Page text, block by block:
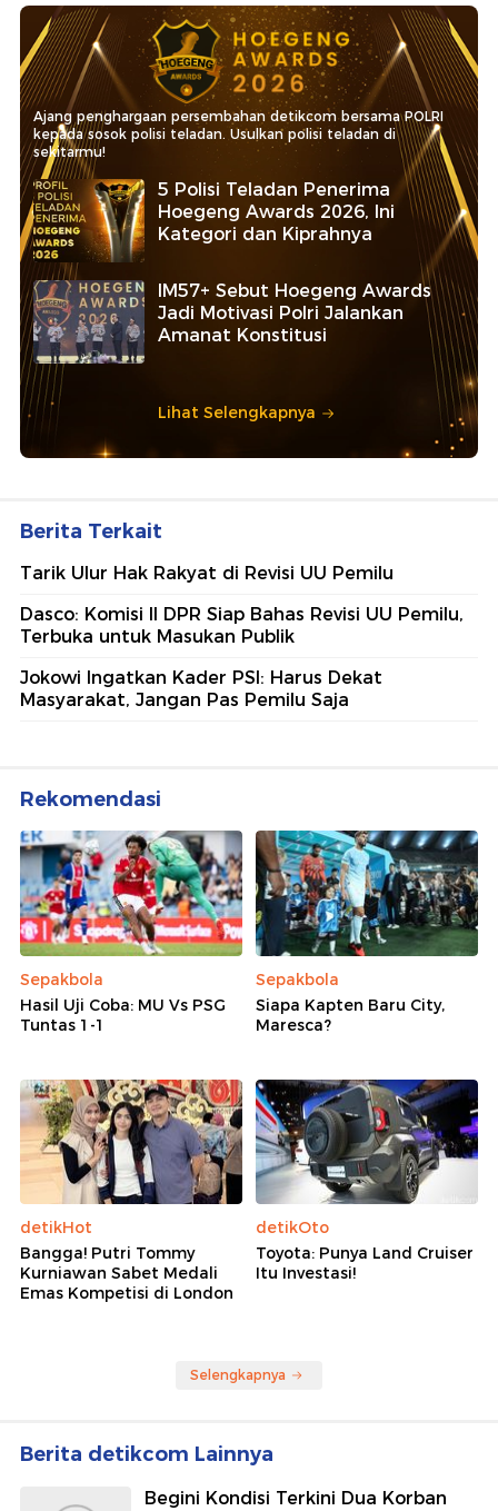
Ajang penghargaan persembahan detikcom bersama POLRI
kepada sosok polisi teladan. Usulkan polisi teladan di
sekitarmu!
5 Polisi Teladan Penerima
Hoegeng Awards 2026, Ini
Kategori dan Kiprahnya
IM57+ Sebut Hoegeng Awards
Jadi Motivasi Polri Jalankan
Amanat Konstitusi
Lihat Selengkapnya
Berita Terkait
Tarik Ulur Hak Rakyat di Revisi UU Pemilu
Dasco: Komisi II DPR Siap Bahas Revisi UU Pemilu,
Terbuka untuk Masukan Publik
Jokowi Ingatkan Kader PSI: Harus Dekat
Masyarakat, Jangan Pas Pemilu Saja
Rekomendasi
Sepakbola
Hasil Uji Coba: MU Vs PSG
Tuntas 1-1
Sepakbola
Siapa Kapten Baru City,
Maresca?
detikHot
Bangga! Putri Tommy
Kurniawan Sabet Medali
Emas Kompetisi di London
detikOto
Toyota: Punya Land Cruiser
Itu Investasi!
Selengkapnya
Berita detikcom Lainnya
Begini Kondisi Terkini Dua Korban